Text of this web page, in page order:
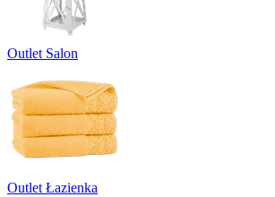
Outlet Salon
Outlet Łazienka